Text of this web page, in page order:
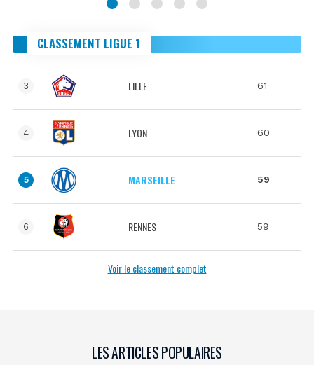
CLASSEMENT LIGUE 1
3 LILLE 61
4 LYON 60
5 MARSEILLE 59
6 RENNES 59
Voir le classement complet
LES ARTICLES POPULAIRES